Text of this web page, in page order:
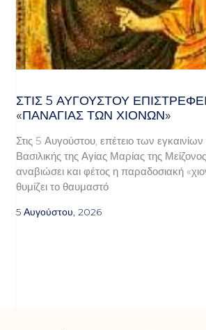
ΣΤΙΣ 5 ΑΥΓΟΎΣΤΟΥ
«ΠΑΝΑΓΊΑΣ ΤΩΝ ΧΙΌΝΩΝ»
Στις 5 Αυγούστου, επέτειο των εγκαινίων
Βασιλικής της Αγίας Μαρίας της
αναβιώσει και φέτος η παραδοσιακή
θυμίζει το θαυμαστό
5 Αυγούστου, 2026